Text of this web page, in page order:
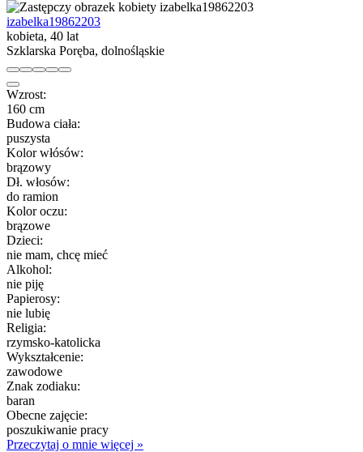
izabelka19862203
kobieta, 40 lat
Szklarska Poręba, dolnośląskie
Wzrost:
160 cm
Budowa ciała:
puszysta
Kolor włósów:
brązowy
Dł. włosów:
do ramion
Kolor oczu:
brązowe
Dzieci:
nie mam, chcę mieć
Alkohol:
nie piję
Papierosy:
nie lubię
Religia:
rzymsko-katolicka
Wykształcenie:
zawodowe
Znak zodiaku:
baran
Obecne zajęcie:
poszukiwanie pracy
Przeczytaj o mnie więcej »